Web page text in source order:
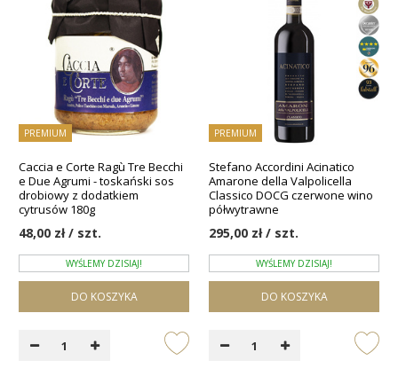
PREMIUM
Caccia e Corte Ragù Tre Becchi
e Due Agrumi - toskański sos
drobiowy z dodatkiem
cytrusów 180g
48,00 zł / szt.
WYŚLEMY DZISIAJ!
DO KOSZYKA
PREMIUM
Stefano Accordini Acinatico
Amarone della Valpolicella
Classico DOCG czerwone wino
półwytrawne
295,00 zł / szt.
WYŚLEMY DZISIAJ!
DO KOSZYKA